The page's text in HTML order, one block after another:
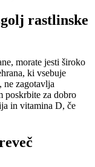
rastlinske
morate jesti široko
ki vsebuje
ne zagotavlja
poskrbite za dobro
in vitamina D, če